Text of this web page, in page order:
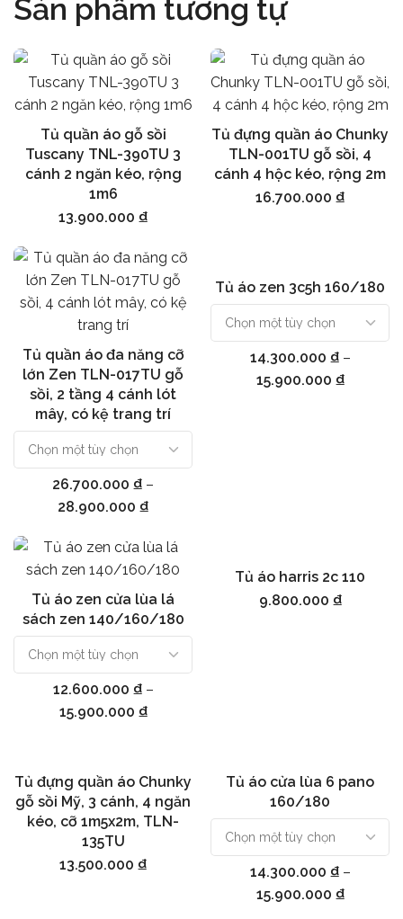
Sản phẩm tương tự
Thêm vào giỏ hàng
Tủ quần áo gỗ sồi
Tuscany TNL-390TU 3
cánh 2 ngăn kéo, rộng
1m6
13.900.000 ₫
Thêm vào giỏ hàng
Tủ đựng quần áo Chunky
TLN-001TU gỗ sồi, 4
cánh 4 hộc kéo, rộng 2m
16.700.000 ₫
Chọn
Tủ quần áo đa năng cỡ
lớn Zen TLN-017TU gỗ
sồi, 2 tầng 4 cánh lót
mây, có kệ trang trí
26.700.000 ₫ –
28.900.000 ₫
Chọn
Tủ áo zen 3c5h 160/180
14.300.000 ₫ –
15.900.000 ₫
Chọn
Tủ áo zen cửa lùa lá
sách zen 140/160/180
12.600.000 ₫ –
15.900.000 ₫
Thêm vào giỏ hàng
Tủ áo harris 2c 110
9.800.000 ₫
Thêm vào giỏ hàng
Tủ đựng quần áo Chunky
gỗ sồi Mỹ, 3 cánh, 4 ngăn
kéo, cỡ 1m5x2m, TLN-
135TU
13.500.000 ₫
Chọn
Tủ áo cửa lùa 6 pano
160/180
14.300.000 ₫ –
15.900.000 ₫